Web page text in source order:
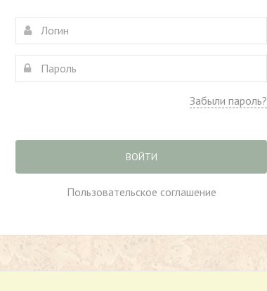
Забыли пароль?
ВОЙТИ
Пользовательское соглашение